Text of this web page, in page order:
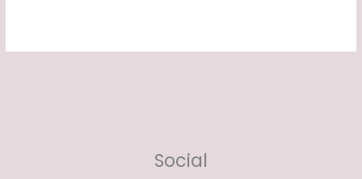
Social